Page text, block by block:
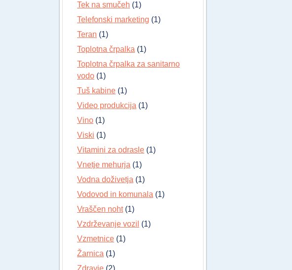
Tek na smučeh (1)
Telefonski marketing (1)
Teran (1)
Toplotna črpalka (1)
Toplotna črpalka za sanitarno
vodo (1)
Tuš kabine (1)
Video produkcija (1)
Vino (1)
Viski (1)
Vitamini za odrasle (1)
Vnetje mehurja (1)
Vodna doživetja (1)
Vodovod in komunala (1)
Vraščen noht(1)
Vzdrževanje vozil (1)
Vzmetnice (1)
Žarnica (1)
Zdravje (2)